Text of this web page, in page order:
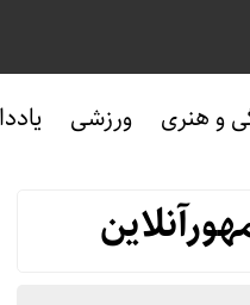
و هنری ورزشی